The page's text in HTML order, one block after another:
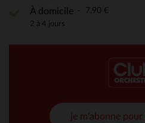
À domicile 7,90 €
2 à 4 jours
je m'abonne pour